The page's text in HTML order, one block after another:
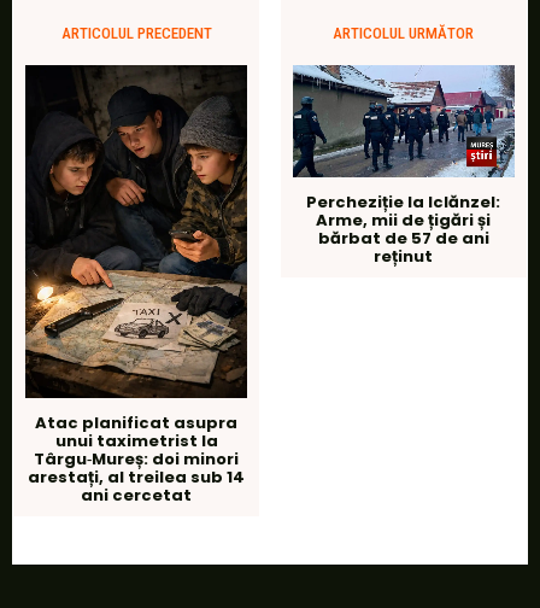
ARTICOLUL PRECEDENT
Atac planificat asupra
unui taximetrist la
Târgu‑Mureș: doi minori
arestați, al treilea sub 14
ani cercetat
ARTICOLUL URMĂTOR
Percheziție la Iclănzel:
Arme, mii de țigări și
bărbat de 57 de ani
reținut